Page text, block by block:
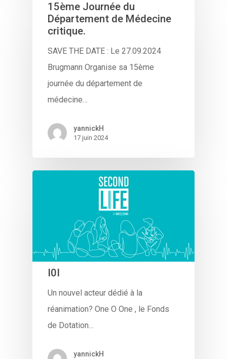
15ème Journée du
Département de Médecine
critique.
SAVE THE DATE : Le 27.09.2024
Brugmann Organise sa 15ème
journée du département de
médecine…
yannickH
17 juin 2024
I0I
Un nouvel acteur dédié à la
réanimation? One O One , le Fonds
de Dotation…
yannickH